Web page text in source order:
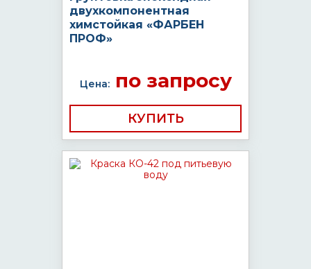
двухкомпонентная
химстойкая «ФАРБЕН
ПРОФ»
Цена:по запросу
КУПИТЬ